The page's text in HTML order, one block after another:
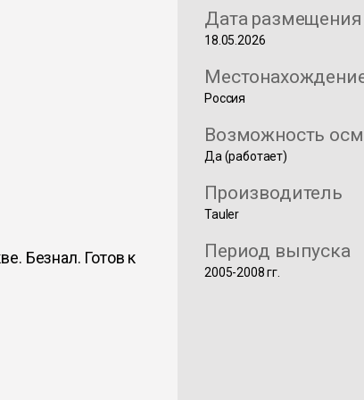
Безнал. Готов к
Дата размещения
18.05.2026
Россия
Возможность
Да (работает)
Производитель
Tauler
Период выпуска
2005-2008 гг.